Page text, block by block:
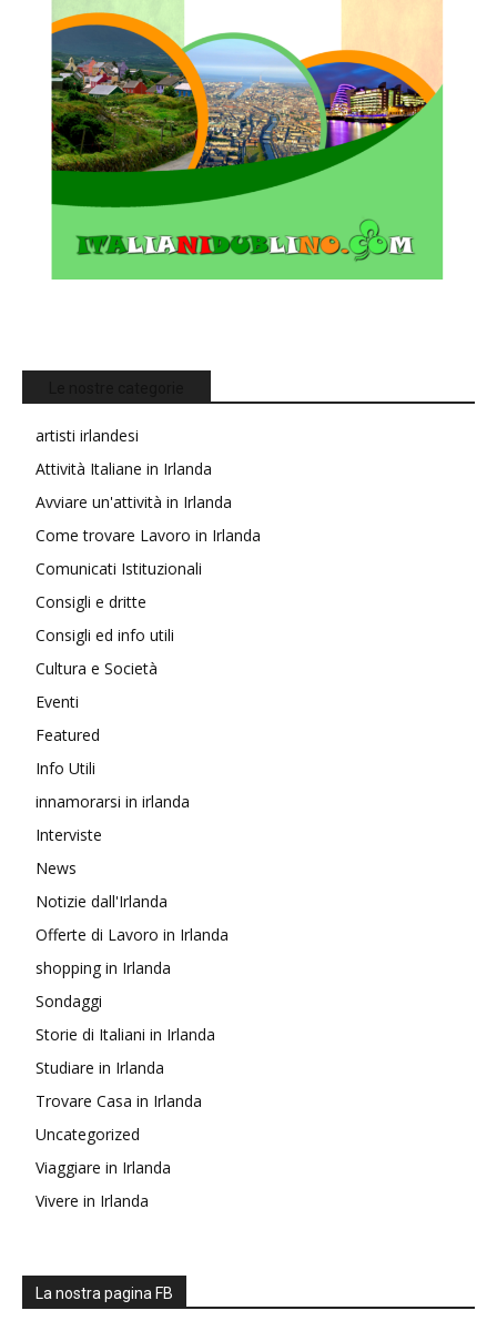
artisti irlandesi
Attività Italiane in Irlanda
Avviare un'attività in Irlanda
Come trovare Lavoro in Irlanda
Comunicati Istituzionali
Consigli e dritte
Consigli ed info utili
Cultura e Società
Eventi
Featured
Info Utili
innamorarsi in irlanda
Interviste
News
Notizie dall'Irlanda
Offerte di Lavoro in Irlanda
shopping in Irlanda
Sondaggi
Storie di Italiani in Irlanda
Studiare in Irlanda
Trovare Casa in Irlanda
Uncategorized
Viaggiare in Irlanda
Vivere in Irlanda
La nostra pagina FB